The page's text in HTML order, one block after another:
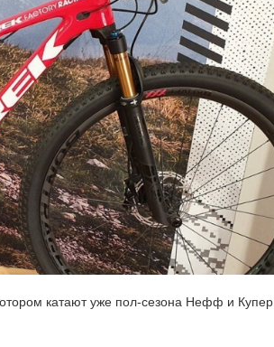
катают уже пол-сезона Нефф и Купер